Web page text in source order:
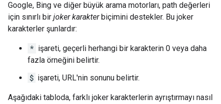
Google, Bing ve diğer büyük arama motorları, path değerleri
için sınırlı bir joker karakterbiçimini destekler. Bu joker
karakterler şunlardır:
* işareti, geçerli herhangi bir karakterin 0 veya daha
fazla örneğini belirtir.
$ işareti, URL'nin sonunu belirtir.
Aşağıdaki tabloda, farklı joker karakterlerin ayrıştırmayı nasıl